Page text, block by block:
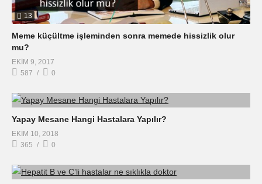
13
Meme küçültme işleminden sonra memede hissizlik olur
mu?
EKIM 9, 2017
587
0
Yapay Mesane Hangi Hastalara Yapılır?
EKIM 10, 2018
365
0